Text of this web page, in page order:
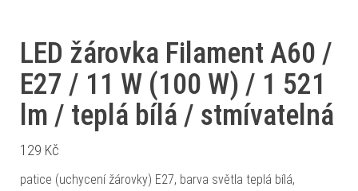
LED žárovka Filament A60 /
E27 / 11 W (100 W) / 1 521
lm / teplá bílá / stmívatelná
129 Kč
patice (uchycení žárovky) E27, barva světla teplá bílá,